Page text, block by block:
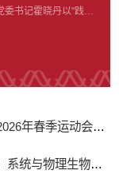
委书记霍晓丹以"践行
程伊始，全体参会师
平党建思想，明确
...
育走
面存
运动会上勇创历史佳绩
2026：Systems and Physical Biology）